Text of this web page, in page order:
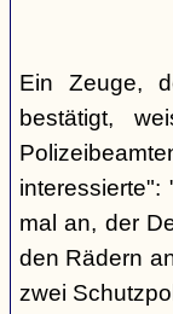
Ein Zeuge,
bestätigt,
mal an, der
den Rädern
zwei